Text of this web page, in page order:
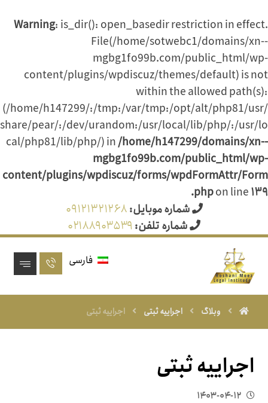
Warning: is_dir(): open_basedir restriction in effect.
File(/home/sotwebc1/domains/xn--
mgbg1fo99b.com/public_html/wp-
content/plugins/wpdiscuz/themes/default) is not
within the allowed path(s):
(/home/h147299/:/tmp:/var/tmp:/opt/alt/php81/usr/
share/pear/:/dev/urandom:/usr/local/lib/php/:/usr/lo
cal/php81/lib/php/) in/home/h147299/domains/xn--
mgbg1fo99b.com/public_html/wp-
content/plugins/wpdiscuz/forms/wpdFormAttr/Form
.phpon line۱۳۹
شماره موبایل:۰۹۱۲۱۳۲۱۲۶۸
شماره تلفن:۰۲۱۸۸۹۰۳۵۳۹
فارسی
وبلاگ اجراییه ثبتی اجراییه ثبتی
اجراییه ثبتی
۱۴۰۳-۰۴-۱۲